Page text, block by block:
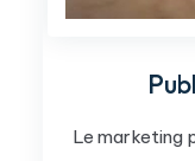
Le marketing